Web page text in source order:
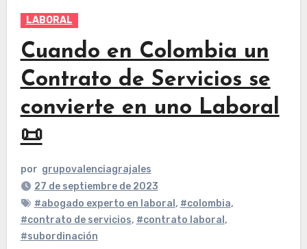
LABORAL
Cuando en Colombia un
Contrato de Servicios se
convierte en uno Laboral
📜
por grupovalenciagrajales
27 de septiembre de 2023
#abogado experto en laboral, #colombia,
#contrato de servicios, #contrato laboral,
#subordinación